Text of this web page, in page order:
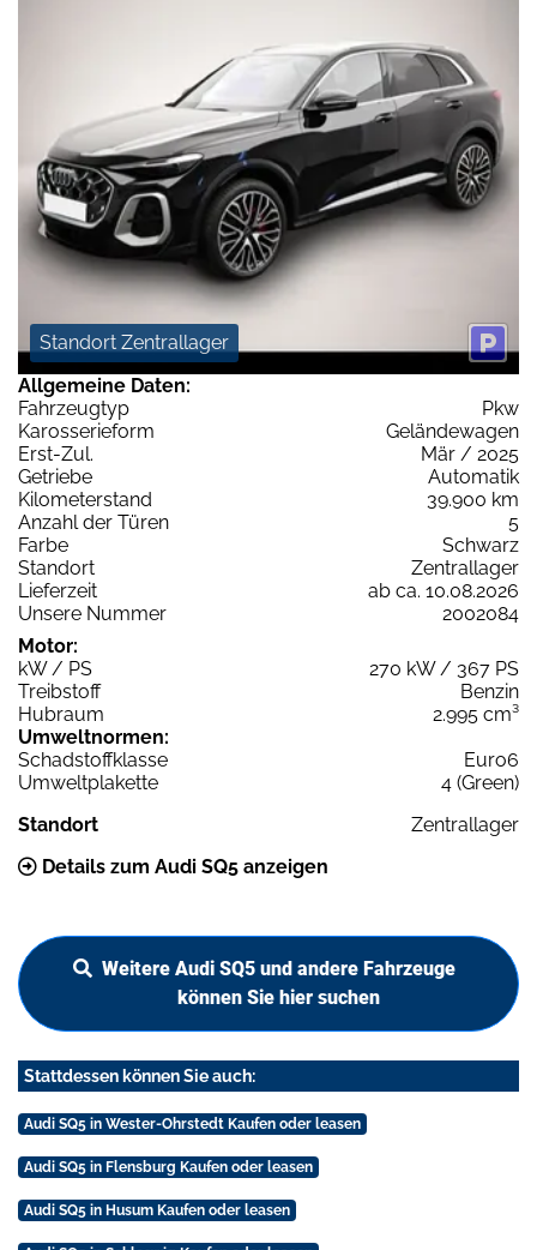
Standort Zentrallager
Allgemeine Daten:
Fahrzeugtyp
Pkw
Karosserieform
Geländewagen
Erst-Zul.
Mär / 2025
Getriebe
Automatik
Kilometerstand
39.900 km
Anzahl der Türen
5
Farbe
Schwarz
Standort
Zentrallager
Lieferzeit
ab ca. 10.08.2026
Unsere Nummer
2002084
Motor:
kW / PS
270 kW / 367 PS
Treibstoff
Benzin
Hubraum
2.995 cm³
Umweltnormen:
Schadstoffklasse
Euro6
Umweltplakette
4 (Green)
Standort
Zentrallager
Details zum Audi SQ5 anzeigen
Weitere Audi SQ5 und andere Fahrzeuge
können Sie hier suchen
Stattdessen können Sie auch:
Audi SQ5 in Wester-Ohrstedt Kaufen oder leasen
Audi SQ5 in Flensburg Kaufen oder leasen
Audi SQ5 in Husum Kaufen oder leasen